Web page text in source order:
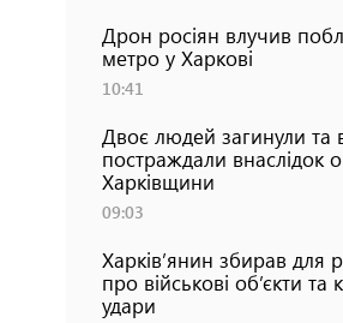
Дрон росіян влучив
метро у Харкові
10:41
Двоє людей загинули та
постраждали внаслідок
Харківщини
09:03
Харків’янин збирав для
про військові об’єкти та
удари